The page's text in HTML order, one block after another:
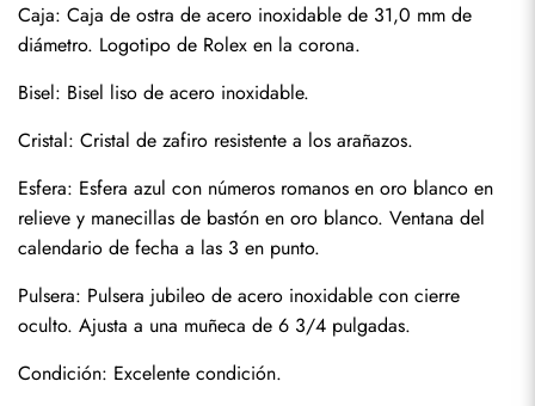
Caja: Caja de ostra de acero inoxidable de 31,0 mm de
diámetro. Logotipo de Rolex en la corona.
Bisel: Bisel liso de acero inoxidable.
Cristal: Cristal de zafiro resistente a los arañazos.
Esfera: Esfera azul con números romanos en oro blanco en
relieve y manecillas de bastón en oro blanco. Ventana del
calendario de fecha a las 3 en punto.
Pulsera: Pulsera jubileo de acero inoxidable con cierre
oculto. Ajusta a una muñeca de 6 3/4 pulgadas.
Condición: Excelente condición.